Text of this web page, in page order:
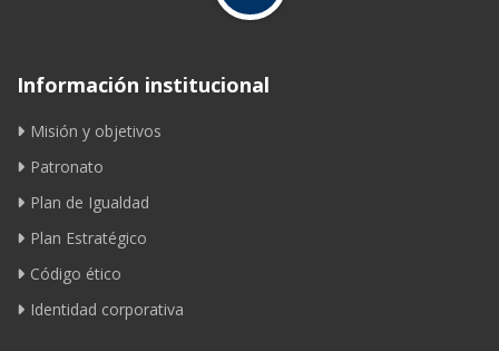
Información institucional
Misión y objetivos
Patronato
Plan de Igualdad
Plan Estratégico
Código ético
Identidad corporativa